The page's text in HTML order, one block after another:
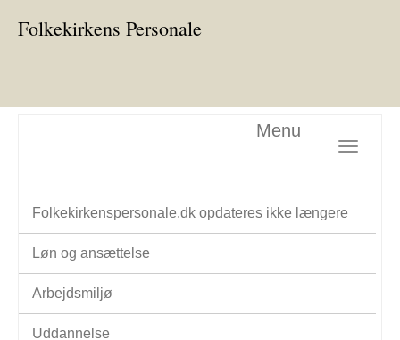
Folkekirkens Personale
Toggle
Menu
Folkekirkenspersonale.dk opdateres ikke længere
Løn og ansættelse
Arbejdsmiljø
Uddannelse